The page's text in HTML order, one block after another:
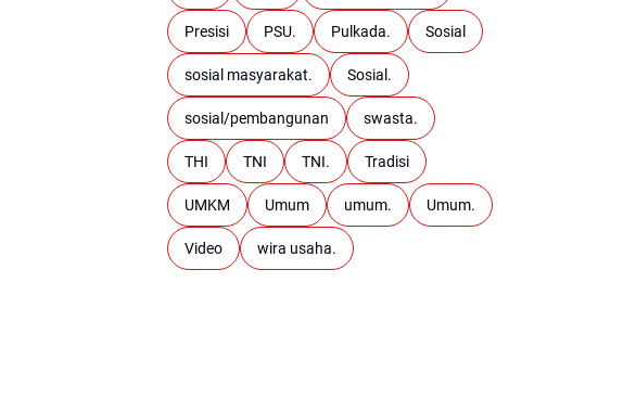
Presisi PSU. Pulkada. Sosial
sosial masyarakat. Sosial.
sosial/pembangunan swasta.
THI TNI TNI. Tradisi
UMKM Umum umum. Umum.
Video wira usaha.